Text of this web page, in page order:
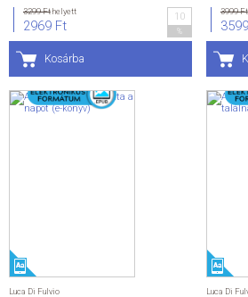
3299 Fthelyett
2969 Ft
10
Kosárba
3999 Ft
Luca Di Fulvio Luca Di